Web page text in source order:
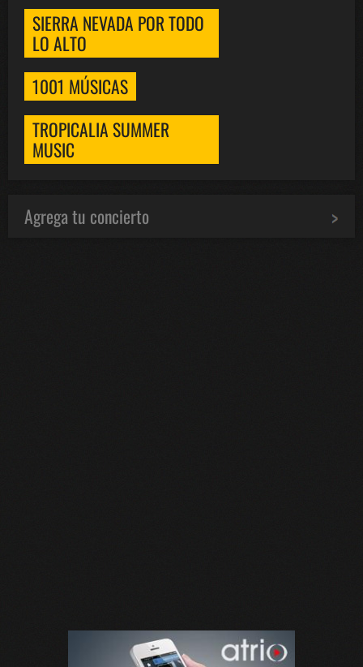
SIERRA NEVADA POR TODO
LO ALTO
1001 MÚSICAS
TROPICALIA SUMMER
MUSIC
Agrega tu concierto